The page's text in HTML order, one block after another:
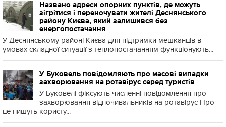
Названо адреси опорних пунктів, де можуть
зігрітися і переночувати жителі Деснянського
району Києва, який залишився без
енергопостачання
У Деснянському районі Києва для підтримки мешканців в
умовах складної ситуації з теплопостачанням функціонують...
У Буковель повідомляють про масові випадки
захворювання на ротавірус серед туристів
У Буковелі фіксують численні повідомлення про
захворювання відпочивальників на ротавірус Про
це пишуть користу...